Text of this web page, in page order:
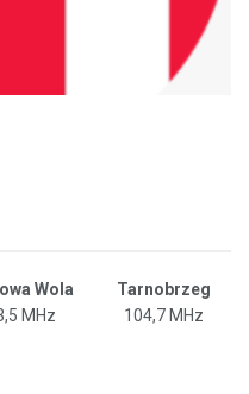
Wola
Tarnobrzeg
MHz 104,7 MHz